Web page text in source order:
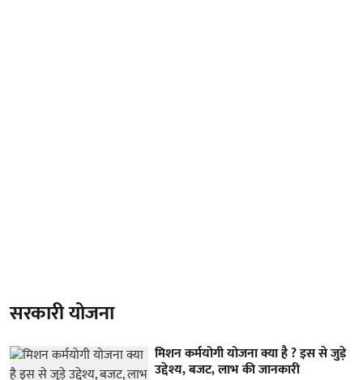
सरकारी योजना
मिशन कर्मयोगी योजना क्या है ? इस से जुड़े
उद्देश्य, बजट, लाभ की जानकारी